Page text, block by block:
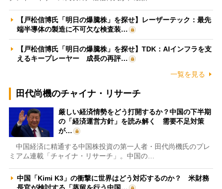
【戸松信博氏「明日の爆騰株」を探せ】レーザーテック：最先
端半導体の製造に不可欠な検査装…
【戸松信博氏「明日の爆騰株」を探せ】TDK：AIインフラを支
えるキープレーヤー 成長の再評…
一覧を見る
田代尚機のチャイナ・リサーチ
厳しい経済情勢をどう打開するか？中国の下半期
の「経済運営方針」を読み解く 需要不足対策
が…
中国経済に精通する中国株投資の第一人者・田代尚機氏のプレ
ミアム連載「チャイナ・リサーチ」。中国の…
中国「Kimi K3」の衝撃に世界はどう対応するのか？ 米財務
長官が検討する「蒸留を行う中国…